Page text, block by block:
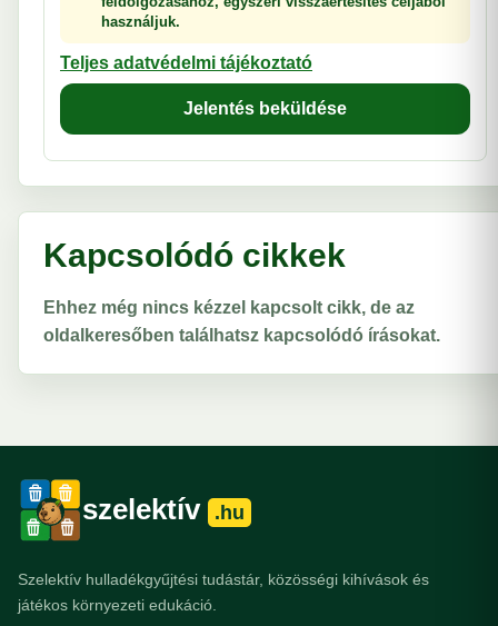
használjuk.
Teljes adatvédelmi tájékoztató
Jelentés beküldése
Kapcsolódó cikkek
Ehhez még nincs kézzel kapcsolt cikk, de az
oldalkeresőben találhatsz kapcsolódó írásokat.
szelektív .hu
Szelektív hulladékgyűjtési tudástár, közösségi kihívások és
játékos környezeti edukáció.